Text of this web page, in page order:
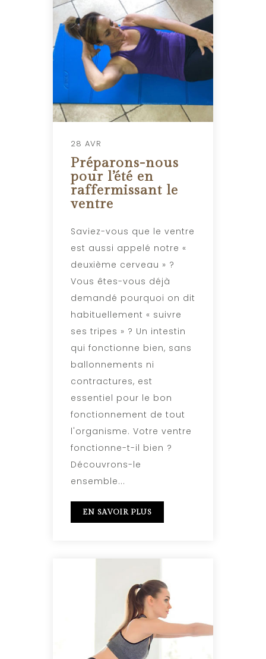
28 AVR
Préparons-nous
pour l’été en
raffermissant le
ventre
Saviez-vous que le ventre
est aussi appelé notre «
deuxième cerveau » ?
Vous êtes-vous déjà
demandé pourquoi on dit
habituellement « suivre
ses tripes » ? Un intestin
qui fonctionne bien, sans
ballonnements ni
contractures, est
essentiel pour le bon
fonctionnement de tout
l'organisme. Votre ventre
fonctionne-t-il bien ?
Découvrons-le
ensemble...
EN SAVOIR PLUS